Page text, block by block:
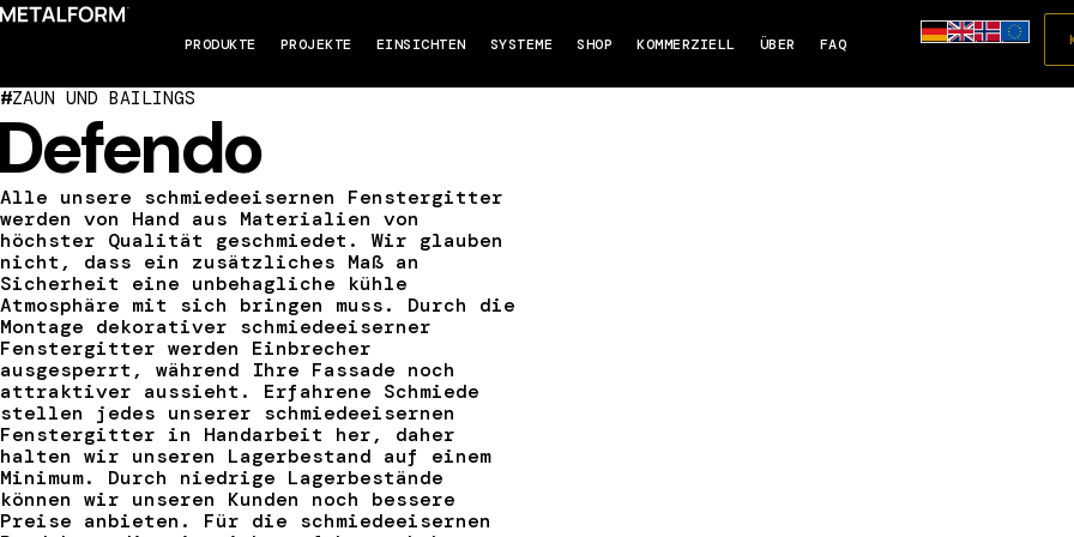
PRODUKTE PROJEKTE EINSICHTEN SYSTEME SHOP KOMMERZIELL ÜBER FAQ
#ZAUN UND BAILINGS
Alle unsere schmiedeeisernen Fenstergitter
werden von Hand aus Materialien von
höchster Qualität geschmiedet. Wir glauben
nicht, dass ein zusätzliches Maß an
Sicherheit eine unbehagliche kühle
Atmosphäre mit sich bringen muss. Durch die
Montage dekorativer schmiedeeiserner
Fenstergitter werden Einbrecher
ausgesperrt, während Ihre Fassade noch
attraktiver aussieht. Erfahrene Schmiede
stellen jedes unserer schmiedeeisernen
Fenstergitter in Handarbeit her, daher
halten wir unseren Lagerbestand auf einem
Minimum. Durch niedrige Lagerbestände
können wir unseren Kunden noch bessere
Preise anbieten. Für die schmiedeeisernen